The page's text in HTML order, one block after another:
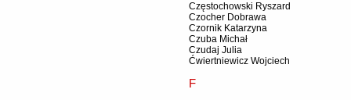
Częstochowski Ryszard
Czocher Dobrawa
Czornik Katarzyna
Czuba Michał
Czudaj Julia
Ćwiertniewicz Wojciech
F